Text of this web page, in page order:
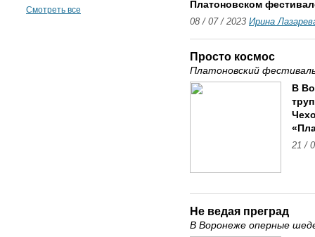
Платоновском
08 / 07 / 2023 Ирина
Просто космос
Платоновский
В
21 /
Не ведая преград
В Воронеже оперные
Смотреть все